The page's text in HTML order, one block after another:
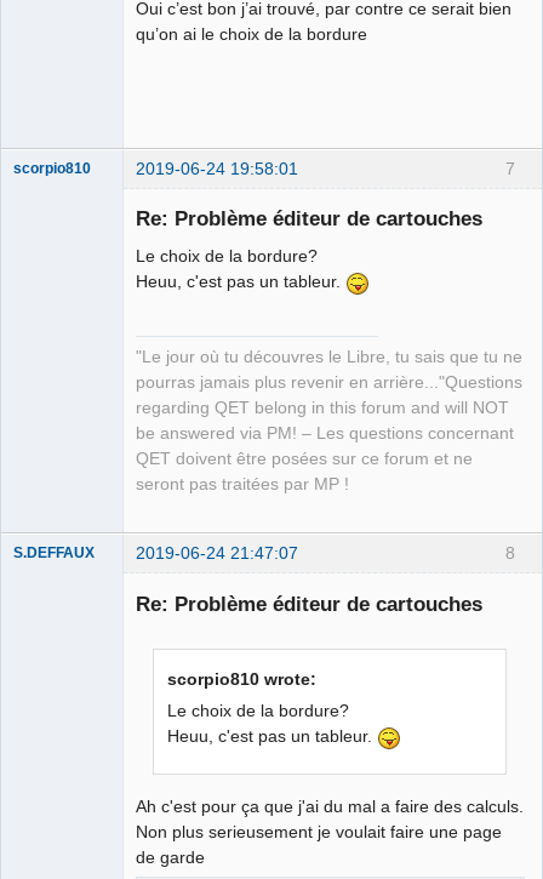
Oui c’est bon j’ai trouvé, par contre ce serait bien
qu’on ai le choix de la bordure
7
scorpio810 2019-06-24 19:58:01
Re: Problème éditeur de cartouches
Le choix de la bordure?
Heuu, c'est pas un tableur.
"Le jour où tu découvres le Libre, tu sais que tu ne
pourras jamais plus revenir en arrière..."Questions
regarding QET belong in this forum and will NOT
be answered via PM! – Les questions concernant
QET doivent être posées sur ce forum et ne
seront pas traitées par MP !
8
S.DEFFAUX 2019-06-24 21:47:07
Re: Problème éditeur de cartouches
scorpio810 wrote:
Le choix de la bordure?
Heuu, c'est pas un tableur.
Ah c'est pour ça que j'ai du mal a faire des calculs.
Non plus serieusement je voulait faire une page
de garde